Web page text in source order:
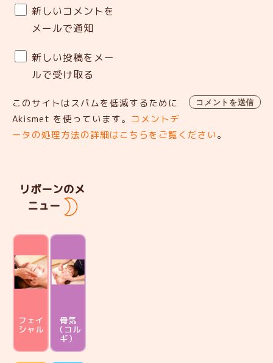
新しいコメントを
メールで通知
新しい投稿をメー
ルで受け取る
このサイトはスパムを低減するために
Akismet を使っています。 コメントデ
ータの処理方法の詳細はこちらをご覧ください。
リボーンのメ
ニュー
フェイ
シャル
骨気
（コル
ギ）